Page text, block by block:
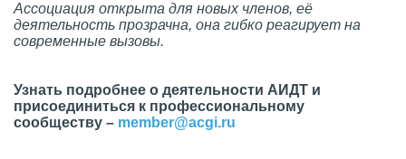
Ассоциация открыта для новых членов, её
деятельность прозрачна, она гибко реагирует на
современные вызовы.
Узнать подробнее о деятельности АИДТ и
присоединиться к профессиональному
сообществу – member@acgi.ru